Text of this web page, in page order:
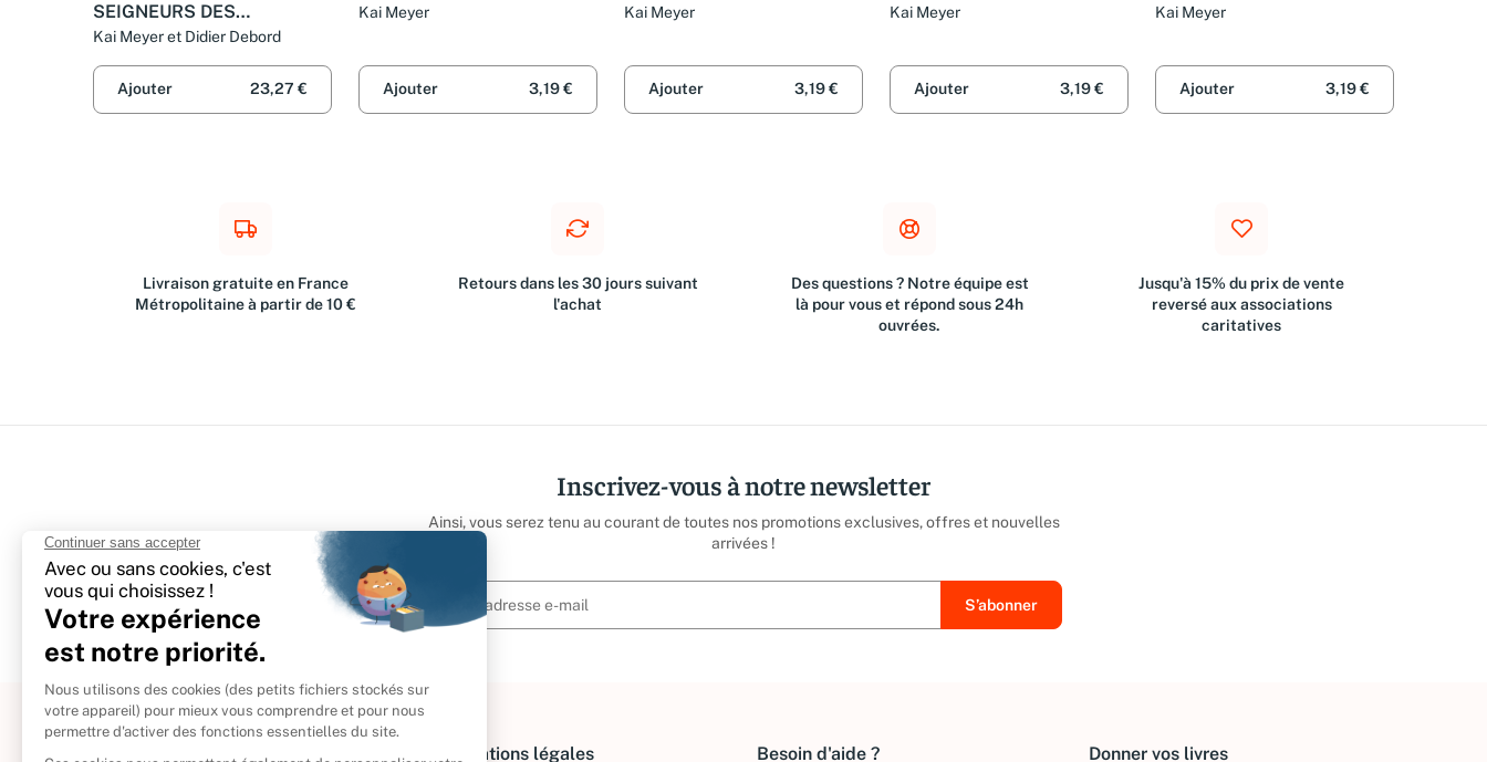
SEIGNEURS DES
TEMPETES T3
Kai Meyer et Didier Debord
Ajouter 23,27 €
Kai Meyer
Ajouter 3,19 €
Kai Meyer
Ajouter 3,19 €
Kai Meyer
Ajouter 3,19 €
Kai Meyer
Ajouter 3,19 €
Livraison gratuite en France
Métropolitaine à partir de 10 €
Retours dans les 30 jours suivant
l'achat
Des questions ? Notre équipe est
là pour vous et répond sous 24h
ouvrées.
Jusqu'à 15% du prix de vente
reversé aux associations
caritatives
Inscrivez-vous à notre newsletter
Ainsi, vous serez tenu au courant de toutes nos promotions exclusives, offres et nouvelles
arrivées !
À propos Informations légales Besoin d'aide ? Donner vos livres